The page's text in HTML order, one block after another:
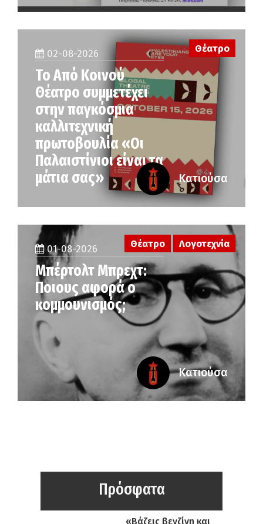
02-08-2026
Το Από Κοινού
Θέατρο συμμετέχει
στην παγκόσμια
καλλιτεχνική
πρωτοβουλία «Οι
Παλαιστίνιοι είναι τα
μάτια σας»
Θέατρο
Κατιούσα
01-08-2026
Μπέρτολτ Μπρεχτ:
Ποιους αφορά ο
κομμουνισμός;
Θέατρο Λογοτεχνία
Κατιούσα
Πρόσφατα
«Βάζεις βενζίνη και